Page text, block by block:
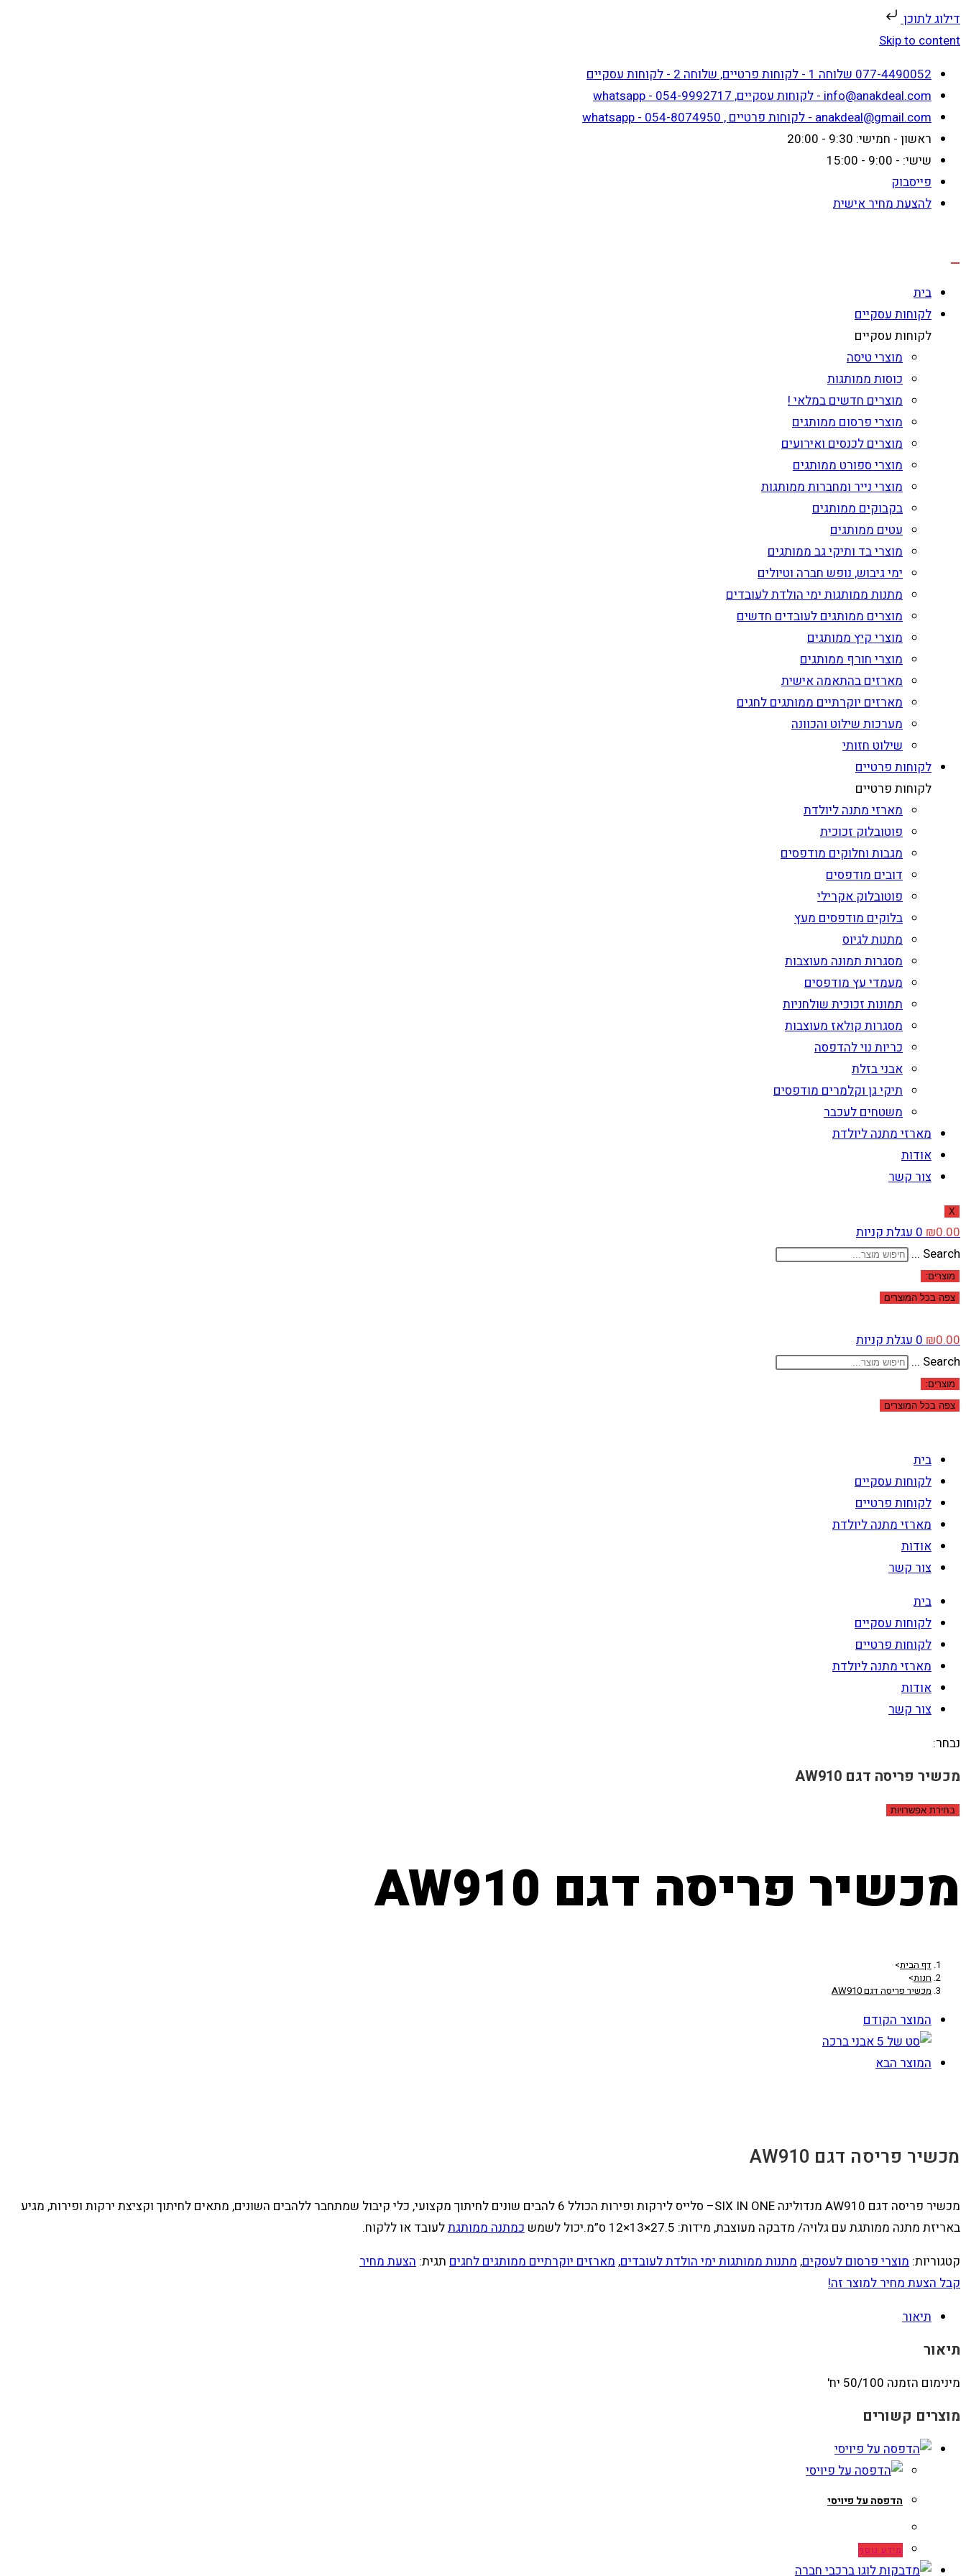
דילוג לתוכן
Skip to content
077-4490052 שלוחה 1 - לקוחות פרטיים, שלוחה 2 - לקוחות עסקיים
info@anakdeal.com - לקוחות עסקיים, whatsapp - 054-9992717
anakdeal@gmail.com - לקוחות פרטיים , whatsapp - 054-8074950
ראשון - חמישי: 9:30 - 20:00
שישי: - 9:00 - 15:00
פייסבוק
להצעת מחיר אישית
בית
לקוחות עסקיים
לקוחות עסקיים
מוצרי טיסה
כוסות ממותגות
מוצרים חדשים במלאי !
מוצרי פרסום ממותגים
מוצרים לכנסים ואירועים
מוצרי ספורט ממותגים
מוצרי נייר ומחברות ממותגות
בקבוקים ממותגים
עטים ממותגים
מוצרי בד ותיקי גב ממותגים
ימי גיבוש, נופש חברה וטיולים
מתנות ממותגות ימי הולדת לעובדים
מוצרים ממותגים לעובדים חדשים
מוצרי קיץ ממותגים
מוצרי חורף ממותגים
מארזים בהתאמה אישית
מארזים יוקרתיים ממותגים לחגים
מערכות שילוט והכוונה
שילוט חזותי
לקוחות פרטיים
לקוחות פרטיים
מארזי מתנה ליולדת
פוטובלוק זכוכית
מגבות וחלוקים מודפסים
דובים מודפסים
פוטובלוק אקרילי
בלוקים מודפסים מעץ
מתנות לגיוס
מסגרות תמונה מעוצבות
מעמדי עץ מודפסים
תמונות זכוכית שולחניות
מסגרות קולאז מעוצבות
כריות נוי להדפסה
אבני בזלת
תיקי גן וקלמרים מודפסים
משטחים לעכבר
מארזי מתנה ליולדת
אודות
צור קשר
X
₪0.00
0עגלת קניות
Search ...
מוצרים:
צפה בכל המוצרים
₪0.00
0עגלת קניות
Search ...
מוצרים:
צפה בכל המוצרים
בית
לקוחות עסקיים
לקוחות פרטיים
מארזי מתנה ליולדת
אודות
צור קשר
בית
לקוחות עסקיים
לקוחות פרטיים
מארזי מתנה ליולדת
אודות
צור קשר
נבחר:
מכשיר פריסה דגם AW910
בחירת אפשרויות
מכשיר פריסה דגם AW910
דף הבית>
חנות>
מכשיר פריסה דגם AW910
המוצר הקודם
המוצר הבא
מכשיר פריסה דגם AW910
מכשיר פריסה דגם AW910 מנדולינה SIX IN ONE– סלייס לירקות ופירות הכולל 6 להבים שונים לחיתוך מקצועי, כלי קיבול שמתחבר ללהבים השונים, מתאים לחיתוך וקציצת ירקות ופירות, מגיע
באריזת מתנה ממותגת עם גלויה/ מדבקה מעוצבת, מידות: 27.5×13×12 ס”מ.יכול לשמש
כמתנה ממותגתלעובד או ללקוח.
קטגוריות: מוצרי פרסום לעסקים, מתנות ממותגות ימי הולדת לעובדים, מארזים יוקרתיים ממותגים לחגים תגית: הצעת מחיר
קבל הצעת מחיר למוצר זה!
תיאור
תיאור
מינימום הזמנה 50/100 יח'
מוצרים קשורים
הדפסה על פיויסי
מידע נוסף